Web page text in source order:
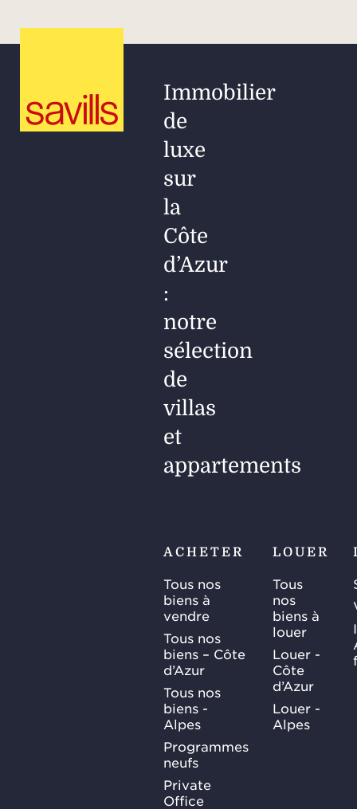
Immobilier
de
luxe
sur
la
Côte
d’Azur
:
notre
sélection
de
villas
et
appartements
ACHETER
Tous nos
biens à
vendre
Tous nos
biens – Côte
d’Azur
Tous nos
biens -
Alpes
Programmes
neufs
Private
Office
LOUER
Tous
nos
biens à
louer
Louer -
Côte
d’Azur
Louer -
Alpes